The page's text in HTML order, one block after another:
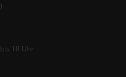
18 Uhr